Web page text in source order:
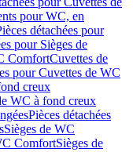
pour WC, en
détachées pour
pour Sièges de
ComfortCuvettes de
pour Cuvettes de WC
creux
WC à fond creux
Pièces détachées
Sièges de WC
ComfortSièges de